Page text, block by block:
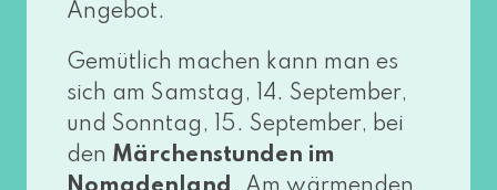
Angebot.
Gemütlich machen kann man es
sich am Samstag, 14. September,
und Sonntag, 15. September, bei
den Märchenstunden im